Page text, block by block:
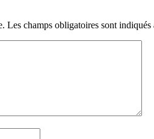
Les champs obligatoires sont indiqués